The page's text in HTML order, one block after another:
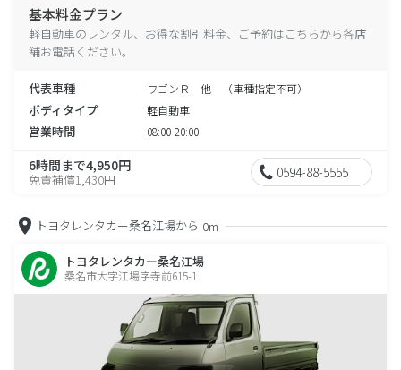
基本料金プラン
軽自動車のレンタル、お得な割引料金、ご予約はこちらから各店
舗お電話ください。
代表車種 ワゴンＲ 他 （車種指定不可）
ボディタイプ 軽自動車
営業時間 08:00-20:00
6時間まで4,950円
免責補償1,430円 0594-88-5555
トヨタレンタカー桑名江場から 0m
トヨタレンタカー桑名江場
桑名市大字江場字寺前615-1